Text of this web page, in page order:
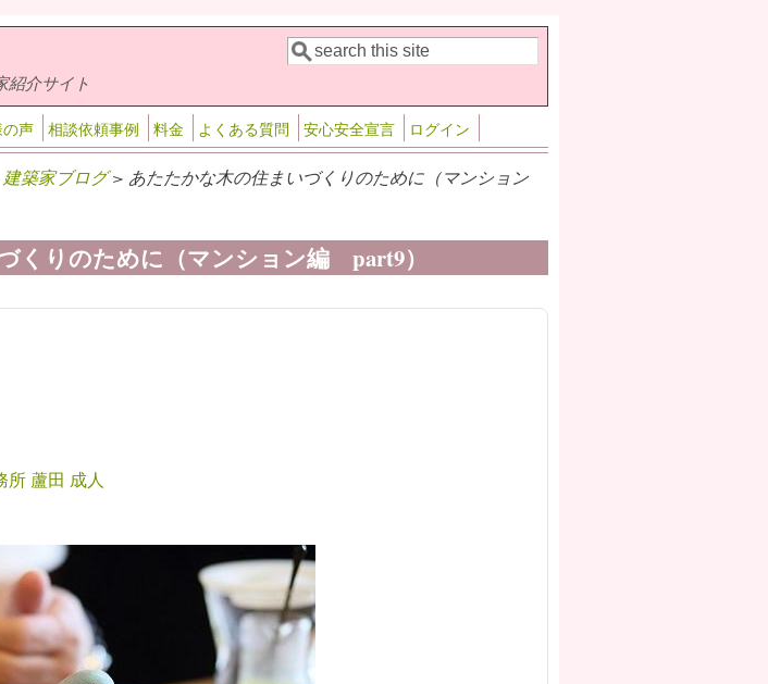
紹介サイト 検索フォーム
検索
声 相談依頼事例 料金 よくある質問 安心安全宣言 ログイン
建築家ブログ> あたたかな木の住まいづくりのために（マンション
くりのために（マンション編 part9）
蘆田 成人